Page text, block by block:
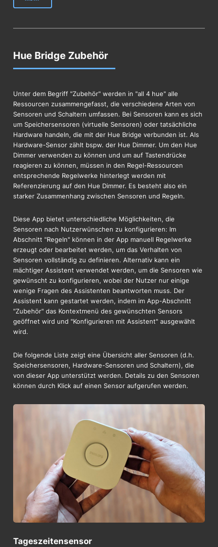
Hue Bridge Zubehör
Unter dem Begriff "Zubehör" werden in "all 4 hue" alle
Ressourcen zusammengefasst, die verschiedene Arten von
Sensoren und Schaltern umfassen. Bei Sensoren kann es sich
um Speichersensoren (virtuelle Sensoren) oder tatsächliche
Hardware handeln, die mit der Hue Bridge verbunden ist. Als
Hardware-Sensor zählt bspw. der Hue Dimmer. Um den Hue
Dimmer verwenden zu können und um auf Tastendrücke
reagieren zu können, müssen in den Regel-Ressourcen
entsprechende Regelwerke hinterlegt werden mit
Referenzierung auf den Hue Dimmer. Es besteht also ein
starker Zusammenhang zwischen Sensoren und Regeln.
Diese App bietet unterschiedliche Möglichkeiten, die
Sensoren nach Nutzerwünschen zu konfigurieren: Im
Abschnitt "Regeln" können in der App manuell Regelwerke
erzeugt oder bearbeitet werden, um das Verhalten von
Sensoren vollständig zu definieren. Alternativ kann ein
mächtiger Assistent verwendet werden, um die Sensoren wie
gewünscht zu konfigurieren, wobei der Nutzer nur einige
wenige Fragen des Assistenten beantworten muss. Der
Assistent kann gestartet werden, indem im App-Abschnitt
"Zubehör" das Kontextmenü des gewünschten Sensors
geöffnet wird und "Konfigurieren mit Assistent" ausgewählt
wird.
Die folgende Liste zeigt eine Übersicht aller Sensoren (d.h.
Speichersensoren, Hardware-Sensoren und Schaltern), die
von dieser App unterstützt werden. Details zu den Sensoren
können durch Klick auf einen Sensor aufgerufen werden.
Tageszeitensensor